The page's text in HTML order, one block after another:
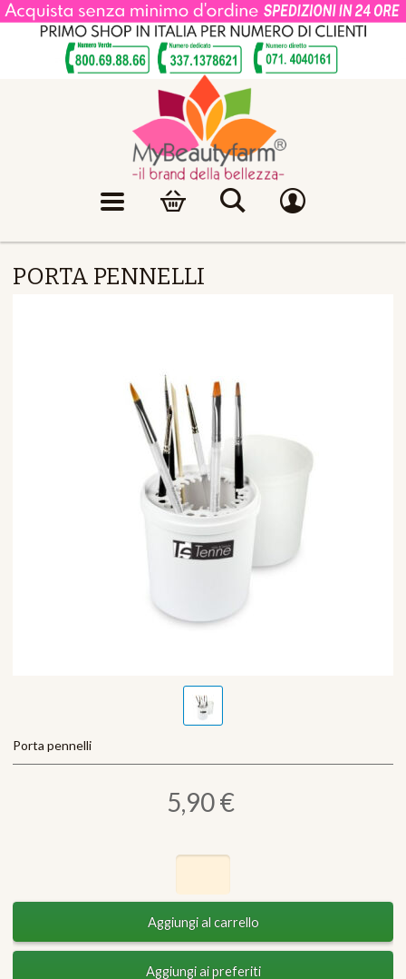
PORTA PENNELLI
Porta pennelli
5,90 €